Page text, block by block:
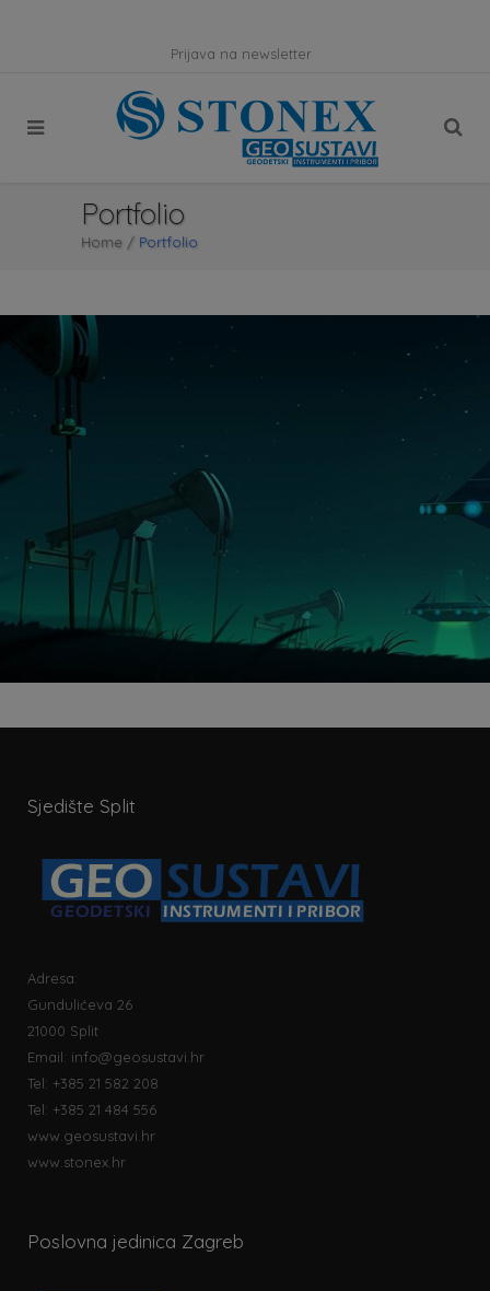
Prijava na newsletter
Portfolio
Home / Portfolio
Sjedište Split
Adresa:
Gundulićeva 26
21000 Split
Email: info@geosustavi.hr
Tel: +385 21 582 208
Tel: +385 21 484 556
www.geosustavi.hr
www.stonex.hr
Poslovna jedinica Zagreb